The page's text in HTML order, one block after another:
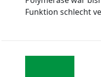
Funktion schlecht